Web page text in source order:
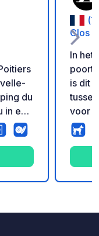
du
in een
op 5
Clos
In het
poort
is dit
voor